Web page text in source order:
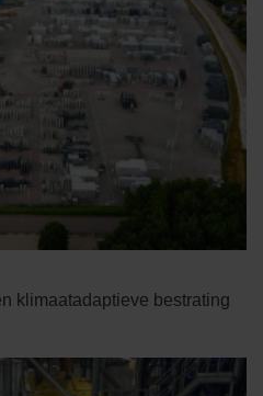
klimaatadaptieve bestrating